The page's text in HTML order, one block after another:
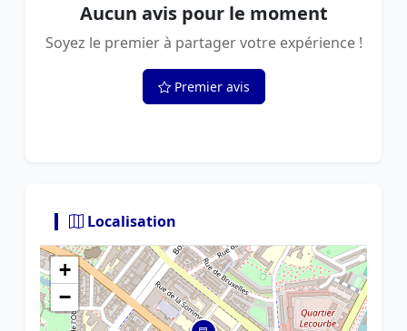
Aucun avis pour le moment
Soyez le premier à partager votre expérience !
Premier avis
Localisation
+
−